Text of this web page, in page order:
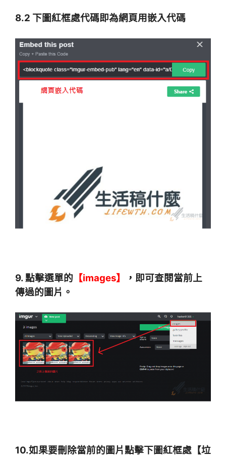
8.2 下圖紅框處代碼即為網頁用嵌入代碼
9. 點擊選單的 【images】 ， 即可查閱當前上
傳過的圖片。
10.如果要刪除當前的圖片點擊下圖紅框處【垃